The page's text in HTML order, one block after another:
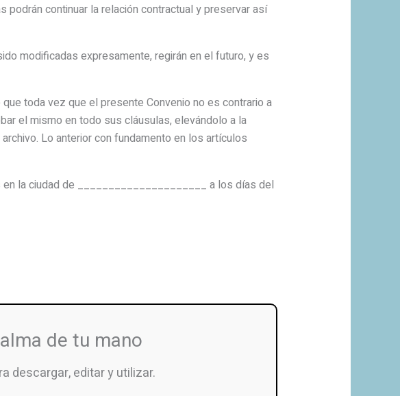
continuar la relación contractual y preservar así
modificadas expresamente, regirán en el futuro, y es
toda vez que el presente Convenio no es contrario a
el mismo en todo sus cláusulas, elevándolo a la
Lo anterior con fundamento en los artículos
la ciudad de _____________________ a los días del
de tu mano
descargar, editar y utilizar.